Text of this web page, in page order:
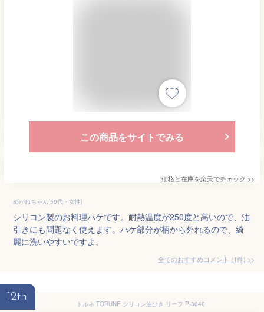
この商品をサイトでみる
価格と在庫を楽天でチェック >>
めがねちゃん(50代・女性)
シリコン製のお料理ハケです。耐熱温度が250度と高いので、油
引きにも問題なく使えます。ハケ部分が柄から外れるので、綺
麗に洗いやすいですよ。
全てのおすすめコメント (1件) >
12th
トルネ TORUNE シリコン油ひき リーフ P-3040